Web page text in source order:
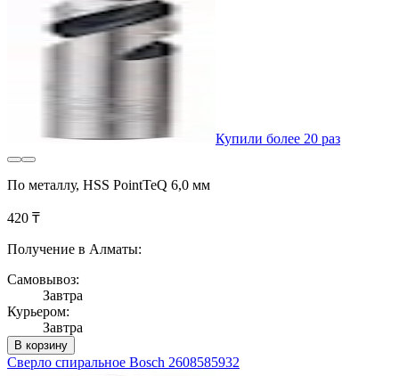
Купили более 20 раз
По металлу, HSS PointTeQ 6,0 мм
420 ₸
Получение в Алматы:
Самовывоз:
Завтра
Курьером:
Завтра
В корзину
Сверло спиральное Bosch 2608585932